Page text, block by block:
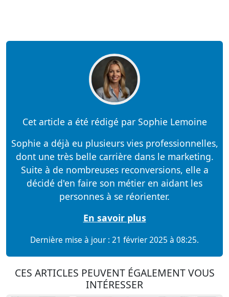
Cet article a été rédigé par Sophie Lemoine
Sophie a déjà eu plusieurs vies professionnelles,
dont une très belle carrière dans le marketing.
Suite à de nombreuses reconversions, elle a
décidé d'en faire son métier en aidant les
personnes à se réorienter.
En savoir plus
Dernière mise à jour : 21 février 2025 à 08:25.
CES ARTICLES PEUVENT ÉGALEMENT VOUS
INTÉRESSER